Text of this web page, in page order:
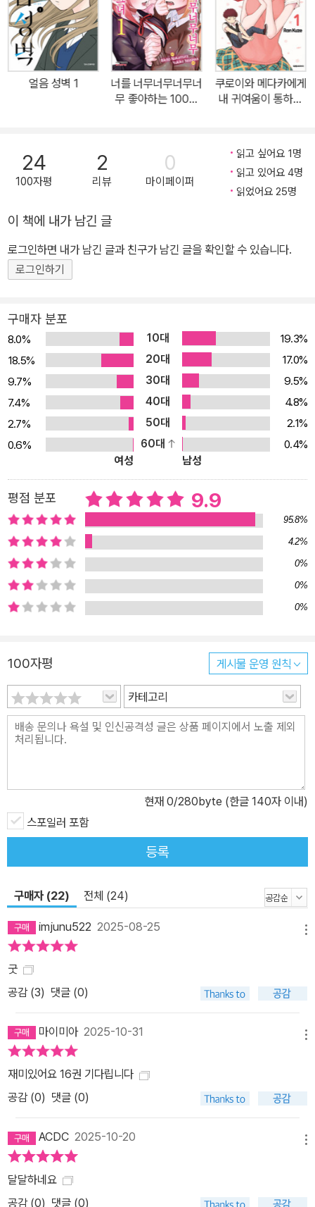
얼음 성벽 1
너를 너무너무너무너
무 좋아하는 100명
쿠로이와 메다카에게
내 귀여움이 통하지
24
100자평
2
리뷰
0
마이페이퍼
읽고 싶어요 1명
읽고 있어요 4명
읽었어요 25명
이 책에 내가 남긴 글
로그인하면 내가 남긴 글과 친구가 남긴 글을 확인할 수 있습니다.
로그인하기
구매자 분포
8.0% 10대
19.3%
18.5%
20대
17.0%
9.7%
30대
9.5%
7.4%
40대
4.8%
2.7%
50대
2.1%
0.6%
60대
0.4%
여성
남성
평점 분포 9.9
95.8%
4.2%
0%
0%
0%
100자평 게시물 운영 원칙
카테고리
현재 0/280byte (한글 140자 이내)
스포일러 포함
등록
구매자 (22) 전체 (24)
imjunu522 2025-08-25
굿
공감 (3) 댓글 (0)
마이미아2025-10-31
재미있어요 16권 기다립니다
공감 (0) 댓글 (0)
ACDC 2025-10-20
달달하네요
공감 (0) 댓글 (0)